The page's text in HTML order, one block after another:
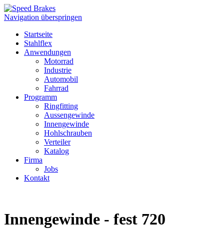
Navigation überspringen
Startseite
Stahlflex
Anwendungen
Motorrad
Industrie
Automobil
Fahrrad
Programm
Ringfitting
Aussengewinde
Innengewinde
Hohlschrauben
Verteiler
Katalog
Firma
Jobs
Kontakt
Innengewinde - fest 720